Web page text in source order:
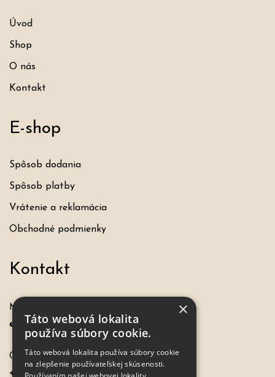
Úvod
Shop
O nás
Kontakt
E-shop
Spôsob dodania
Spôsob platby
Vrátenie a reklamácia
Obchodné podmienky
Kontakt
Máte otázku, požiadavku?
eshop@hochel.sk
Objednávky:
+421 917 649 198
×
Táto webová lokalita
používa súbory cookie.
Táto webová lokalita používa súbory cookie
na zlepšenie používateľskej skúsenosti.